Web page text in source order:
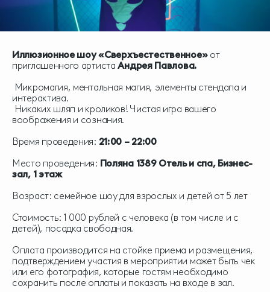
Иллюзионное шоу «Сверхъестественное»от
приглашенного артистаАндрея Павлова.
Микромагия, ментальная магия, элементы стендапа и
интерактива.
Никаких шляп и кроликов! Чистая игра вашего
воображения и сознания.
Время проведения: 21:00 – 22:00
Место проведения: Поляна 1389 Отель и спа, Бизнес-
зал, 1 этаж
Возраст: семейное шоу для взрослых и детей от 5 лет
Стоимость: 1 000 рублей с человека (в том числе и с
детей), посадка свободная.
Оплата производится на стойке приема и размещения,
подтверждением участия в мероприятии может быть чек
или его фотография, которые гостям необходимо
сохранить после оплаты и показать на входе в зал.